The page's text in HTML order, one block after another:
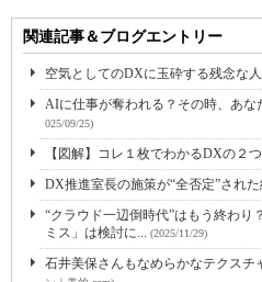
関連記事＆ブログエントリー
空気としてのDXに玉砕する残念な
AIに仕事が奪われる？その時、あな
025/09/25)
【図解】コレ１枚でわかるDXの２
DX推進室長の施策が“全否定”され
“クラウド一辺倒時代”はもう終わ
ミス」は検討に... (2025/11/29)
石井美保さんもなめらかなテクスチ